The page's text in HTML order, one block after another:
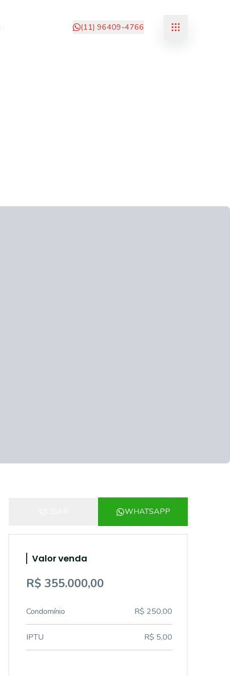
(11) 96409-4766
WHATSAPP
Valor venda
R$ 355.000,00
Condomínio R$ 250,00
IPTU R$ 5,00